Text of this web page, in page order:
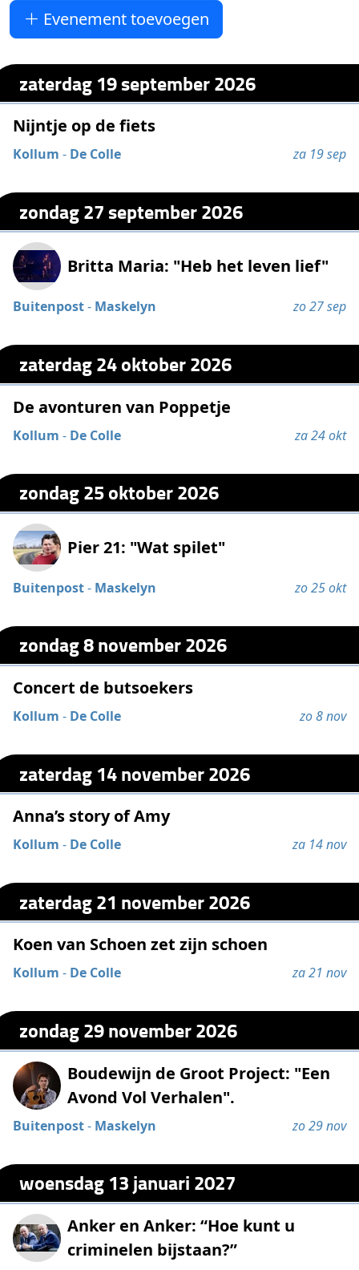
Evenement toevoegen
zaterdag 19 september 2026
Nijntje op de fiets
Kollum - De Colle za 19 sep
zondag 27 september 2026
Britta Maria: "Heb het leven lief"
Buitenpost- Maskelyn zo 27 sep
zaterdag 24 oktober 2026
De avonturen van Poppetje
Kollum - De Colle za 24 okt
zondag 25 oktober 2026
Pier 21: "Wat spilet"
Buitenpost- Maskelyn zo 25 okt
zondag 8 november 2026
Concert de butsoekers
Kollum - De Colle zo 8 nov
zaterdag 14 november 2026
Anna’s story of Amy
Kollum - De Colle za 14 nov
zaterdag 21 november 2026
Koen van Schoen zet zijn schoen
Kollum - De Colle za 21 nov
zondag 29 november 2026
Boudewijn de Groot Project: "Een
Avond Vol Verhalen".
Buitenpost- Maskelyn zo 29 nov
woensdag 13 januari 2027
Anker en Anker: “Hoe kunt u
criminelen bijstaan?”